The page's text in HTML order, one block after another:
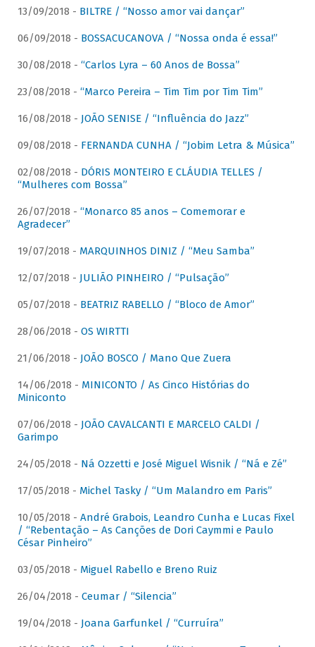
13/09/2018 - BILTRE / “Nosso amor vai dançar”
06/09/2018 - BOSSACUCANOVA / “Nossa onda é essa!”
30/08/2018 - “Carlos Lyra – 60 Anos de Bossa”
23/08/2018 - “Marco Pereira – Tim Tim por Tim Tim”
16/08/2018 - JOÃO SENISE / “Influência do Jazz”
09/08/2018 - FERNANDA CUNHA / “Jobim Letra & Música”
02/08/2018 - DÓRIS MONTEIRO E CLÁUDIA TELLES /
“Mulheres com Bossa”
26/07/2018 - “Monarco 85 anos – Comemorar e
Agradecer”
19/07/2018 - MARQUINHOS DINIZ / “Meu Samba”
12/07/2018 - JULIÃO PINHEIRO / “Pulsação”
05/07/2018 - BEATRIZ RABELLO / “Bloco de Amor”
28/06/2018 - OS WIRTTI
21/06/2018 - JOÃO BOSCO / Mano Que Zuera
14/06/2018 - MINICONTO / As Cinco Histórias do
Miniconto
07/06/2018 - JOÃO CAVALCANTI E MARCELO CALDI /
Garimpo
24/05/2018 - Ná Ozzetti e José Miguel Wisnik / “Ná e Zé”
17/05/2018 - Michel Tasky / “Um Malandro em Paris”
10/05/2018 - André Grabois, Leandro Cunha e Lucas Fixel
/ “Rebentação – As Canções de Dori Caymmi e Paulo
César Pinheiro”
03/05/2018 - Miguel Rabello e Breno Ruiz
26/04/2018 - Ceumar / “Silencia”
19/04/2018 - Joana Garfunkel / “Curruíra”